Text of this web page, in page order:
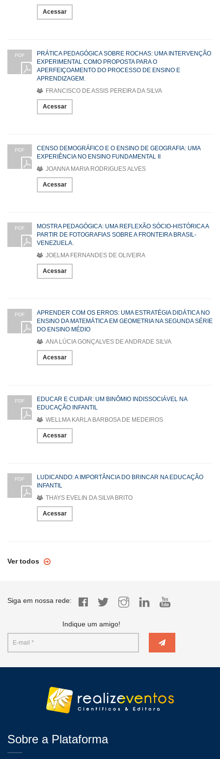
Acessar
PDF
PRÁTICA PEDAGÓGICA SOBRE ROCHAS: UMA INTERVENÇÃO
EXPERIMENTAL COMO PROPOSTA PARA O
APERFEIÇOAMENTO DO PROCESSO DE ENSINO E
APRENDIZAGEM.
FRANCISCO DE ASSIS PEREIRA DA SILVA
Acessar
PDF
CENSO DEMOGRÁFICO E O ENSINO DE GEOGRAFIA: UMA
EXPERIÊNCIA NO ENSINO FUNDAMENTAL II
JOANNA MARIA RODRIGUES ALVES
Acessar
PDF
MOSTRA PEDAGÓGICA: UMA REFLEXÃO SÓCIO-HISTÓRICA A
PARTIR DE FOTOGRAFIAS SOBRE A FRONTEIRA BRASIL-
VENEZUELA.
JOELMA FERNANDES DE OLIVEIRA
Acessar
PDF
APRENDER COM OS ERROS: UMA ESTRATÉGIA DIDÁTICA NO
ENSINO DA MATEMÁTICA EM GEOMETRIA NA SEGUNDA SÉRIE
DO ENSINO MÉDIO
ANA LÚCIA GONÇALVES DE ANDRADE SILVA
Acessar
PDF
EDUCAR E CUIDAR: UM BINÔMIO INDISSOCIÁVEL NA
EDUCAÇÃO INFANTIL
WELLMA KARLA BARBOSA DE MEDEIROS
Acessar
PDF
LUDICANDO: A IMPORTÂNCIA DO BRINCAR NA EDUCAÇÃO
INFANTIL
THAYS EVELIN DA SILVA BRITO
Acessar
Ver todos
Siga em nossa rede:
Indique um amigo!
Sobre a Plataforma